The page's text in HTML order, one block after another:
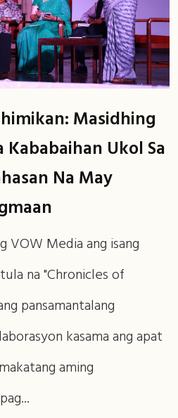
Masidhing
Kababaihan Ukol Sa
Na May
VOW Media ang isang
na "Chronicles of
pansamantalang
kasama ang apat
aming